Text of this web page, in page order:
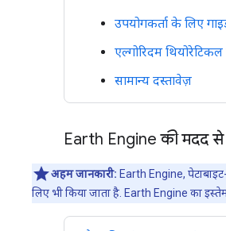
उपयोगकर्ता के लिए
एल्गोरिदम
सामान्य दस्तावेज़
Earth Engine की मदद
अहम जानकारी: Earth Engine,
लिए भी किया जाता है. Earth Engine का